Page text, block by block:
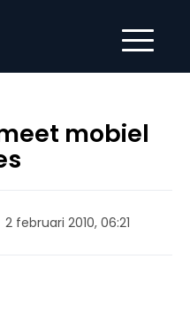
mobiel
2 februari 2010, 06:21